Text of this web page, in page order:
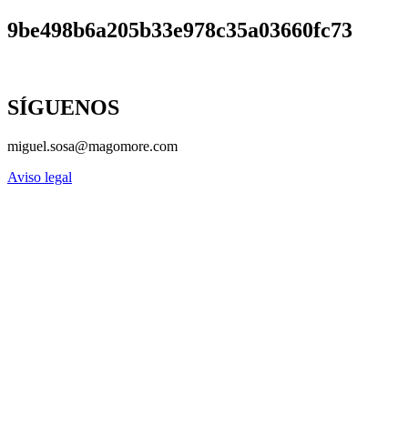
9be498b6a205b33e978c35a03660fc73
SÍGUENOS
miguel.sosa@magomore.com
Aviso legal